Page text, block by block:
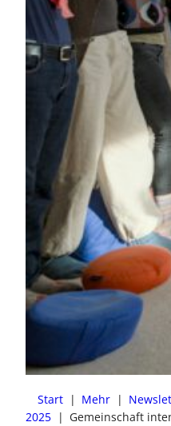
Start | Mehr |
2025 | Gemeinschaft